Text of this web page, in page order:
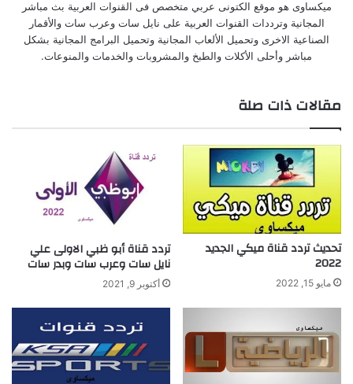
ميكساوى هو موقع الكتونى عربي متخصص فى القنوات العربية بث مباشر
المجانية وترددات القنوات العربية على نايل سات وعرب سات والأقمار
الصناعية الاخرى وتحميل الألعاب المجانية وتحميل البرامج المجانية بشكل
مباشر وأحلى الأكلات والطبخ والمشروبات والخدمات والمنوعات.
مقالات ذات صلة
تحديث تردد قناة ميكي الجديد
2022
مايو 15, 2022
تردد قناة أبو ظبي الاولى علي
نايل سات وعرب سات وبدر سات
أكتوبر 9, 2021